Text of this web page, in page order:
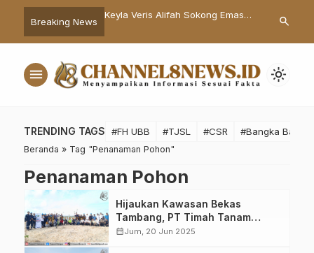
Breaking News
Anak Nelayan yang
Bakar Saat
Keyla Veris Alifah Sokong Emas
Popda Babel 2024
AI Boleh
search
menu light_mode
TRENDING TAGS #FH UBB #TJSL #CSR #Bangka Barat
Beranda » Tag "Penanaman Pohon"
Penanaman Pohon
Hijaukan Kawasan Bekas
Tambang, PT Timah Tanam
Ratusan Pohon di Kabupaten
calendar_monthJum, 20 Jun 2025